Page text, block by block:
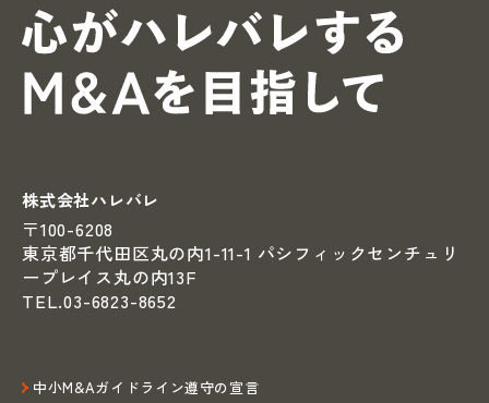
株式会社ハレバレ
〒100-6208
東京都千代田区丸の内1-11-1 パシフィックセンチュリ
ープレイス丸の内13F
TEL.03-6823-8652
中小M&Aガイドライン遵守の宣言